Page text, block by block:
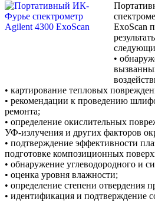
ExoScan
•
• картирование тепловых
• рекомендации к проведению
ремонта;
• определение окислительных
УФ-излучения и других факторов
• подтверждение эффективности
подготовке композиционных
• обнаружение углеводородного и
• оценка уровня влажности;
• определение степени отвердения
• идентификация и подтверждение